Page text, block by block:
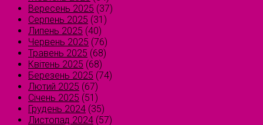
Вересень 2025 (37)
Серпень 2025 (31)
Липень 2025 (40)
Червень 2025 (76)
Травень 2025 (68)
Квітень 2025 (68)
Березень 2025 (74)
Лютий 2025 (67)
Січень 2025 (51)
Грудень 2024 (35)
Листопад 2024 (57)